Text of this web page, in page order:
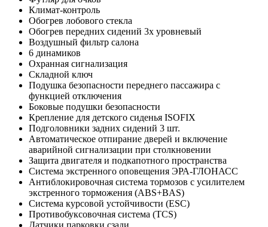
Климат-контроль
Обогрев лобового стекла
Обогрев передних сидений 3х уровневый
Воздушный фильтр салона
6 динамиков
Охранная сигнализация
Складной ключ
Подушка безопасности переднего пассажира с
функцией отключения
Боковые подушки безопасности
Крепление для детского сиденья ISOFIX
Подголовники задних сидений 3 шт.
Автоматическое отпирание дверей и включение
аварийной сигнализации при столкновении
Защита двигателя и подкапотного пространства
Система экстренного оповещения ЭРА-ГЛОНАСС
Антиблокировочная система тормозов с усилителем
экстренного торможения (ABS+BAS)
Cистема курсовой устойчивости (ESC)
Противобуксовочная система (TCS)